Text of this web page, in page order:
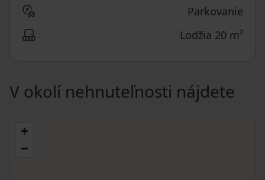
Parkovanie
Lodžia 20 m²
V okolí nehnuteľnosti nájdete